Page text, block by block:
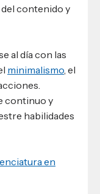
del contenido y
al día con las
minimalismo , el
continuo y
habilidades
en